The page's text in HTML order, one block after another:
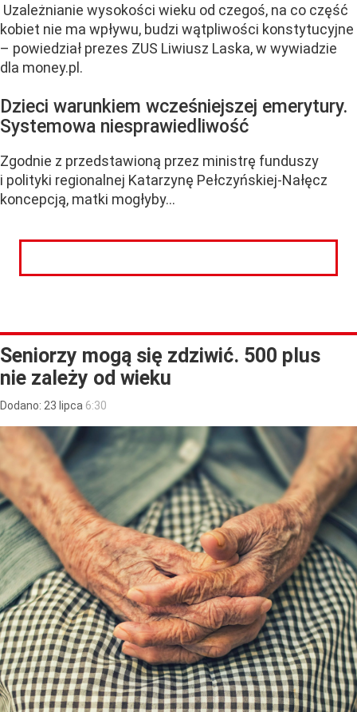
Uzależnianie wysokości wieku od czegoś, na co część
kobiet nie ma wpływu, budzi wątpliwości konstytucyjne
– powiedział prezes ZUS Liwiusz Laska, w wywiadzie
dla money.pl.
Dzieci warunkiem wcześniejszej emerytury.
Systemowa niesprawiedliwość
Zgodnie z przedstawioną przez ministrę funduszy
i polityki regionalnej Katarzynę Pełczyńskiej-Nałęcz
koncepcją, matki mogłyby...
Seniorzy mogą się zdziwić. 500 plus
nie zależy od wieku
Dodano: 23 lipca 6:30